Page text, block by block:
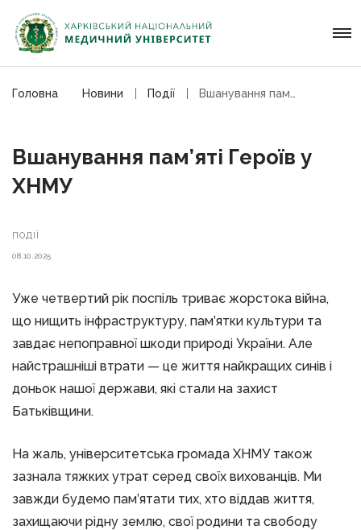
Головна Новини Події
Вшанування пам’яті Героїв у
ХНМУ
ПОДІЇ
08.10.2025
Уже четвертий рік поспіль триває жорстока війна,
що нищить інфраструктуру, пам’ятки культури та
завдає непоправної шкоди природі України. Але
найстрашніші втрати — це життя найкращих синів і
доньок нашої держави, які стали на захист
Батьківщини.
На жаль, університетська громада ХНМУ також
зазнала тяжких утрат серед своїх вихованців. Ми
завжди будемо пам’ятати тих, хто віддав життя,
захищаючи рідну землю, свої родини та свободу